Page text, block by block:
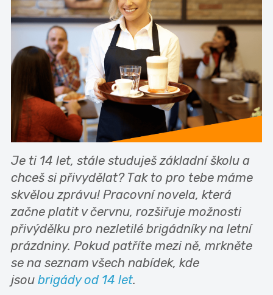
Je ti 14 let, stále studuješ základní školu a
chceš si přivydělat? Tak to pro tebe máme
skvělou zprávu! Pracovní novela, která
začne platit v červnu, rozšiřuje možnosti
přivýdělku pro nezletilé brigádníky na letní
prázdniny. Pokud patříte mezi ně, mrkněte
se na seznam všech nabídek, kde
jsou brigády od 14 let.